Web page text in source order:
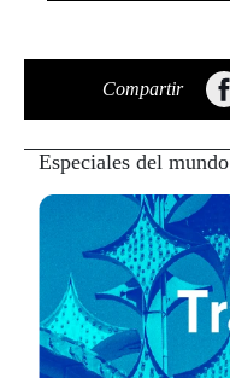
Compartir
Especiales del mundo